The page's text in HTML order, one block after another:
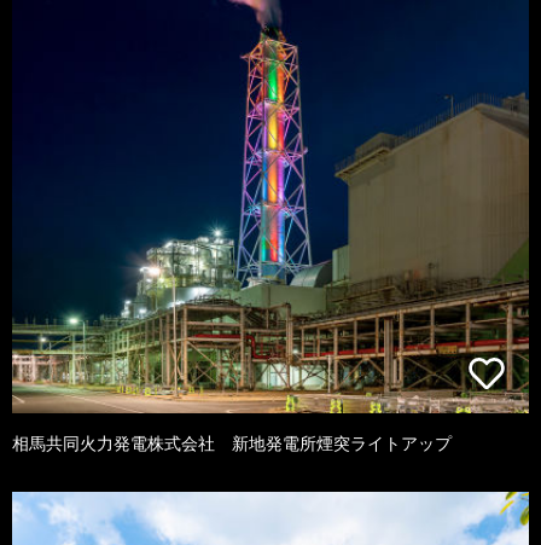
相馬共同火力発電株式会社 新地発電所煙突ライトアップ